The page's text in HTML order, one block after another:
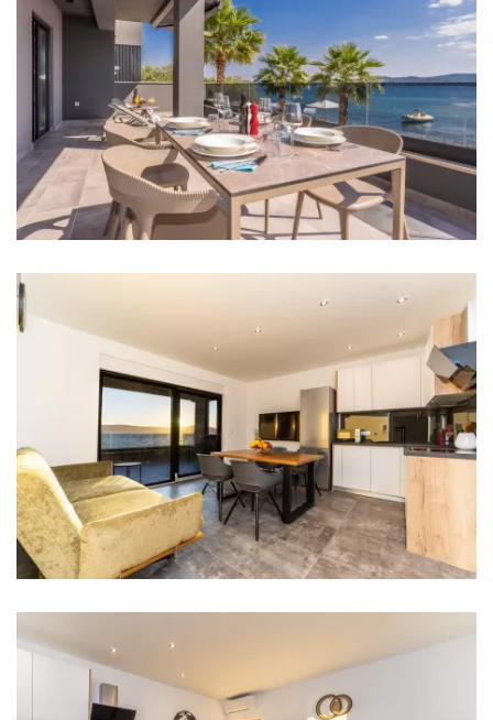
Busbahnhof: Zadar Main bus station 20 km
Hafen: Marina Sukošan 8 km
Fährhafen: Zadar Ferry port 12 km
Flughafen: Zadar Airport 20 km
Autobahn: 8 km
Schlafzimmer
Schlafzimmer 1: Doppelbett: 1
Schlafzimmer 2: Doppelbett: 1
Klimaanlage in jedem Zimmer
Kinderbett